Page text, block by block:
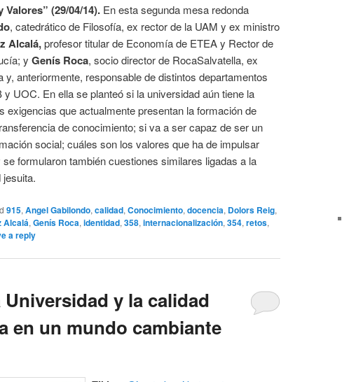
(29/04/14). En esta segunda mesa redonda
, catedrático de Filosofía, ex rector de la UAM y ex ministro
Alcalá,profesor titular de Economía de ETEA y Rector de
y Genís Roca, socio director de RocaSalvatella, ex
y, anteriormente, responsable de distintos departamentos
UOC. En ella se planteó si la universidad aún tiene la
exigencias que actualmente presentan la formación de
de conocimiento; si va a ser capaz de ser un
social; cuáles son los valores que ha de impulsar
formularon también cuestiones similares ligadas a la
jesuita.
915, Angel Gabilondo, calidad, Conocimiento, docencia, Dolors Reig,
Alcalá, Genís Roca, identidad, 358, internacionalización, 354, retos,
a reply
y la calidad
en un mundo cambiante